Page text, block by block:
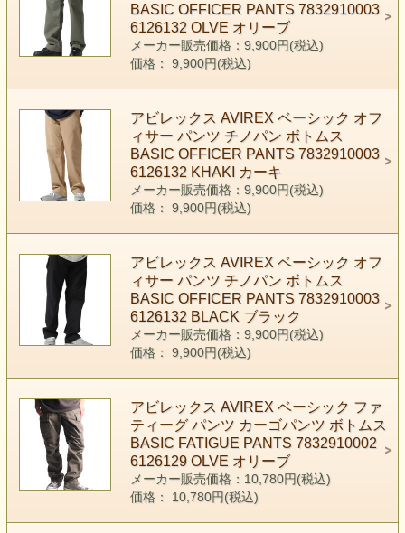
BASIC OFFICER PANTS 7832910003
6126132 OLVE オリーブ
メーカー販売価格：9,900円(税込)
価格： 9,900円(税込)
アビレックス AVIREX ベーシック オフ
ィサー パンツ チノパン ボトムス
BASIC OFFICER PANTS 7832910003
6126132 KHAKI カーキ
メーカー販売価格：9,900円(税込)
価格： 9,900円(税込)
アビレックス AVIREX ベーシック オフ
ィサー パンツ チノパン ボトムス
BASIC OFFICER PANTS 7832910003
6126132 BLACK ブラック
メーカー販売価格：9,900円(税込)
価格： 9,900円(税込)
アビレックス AVIREX ベーシック ファ
ティーグ パンツ カーゴパンツ ボトムス
BASIC FATIGUE PANTS 7832910002
6126129 OLVE オリーブ
メーカー販売価格：10,780円(税込)
価格： 10,780円(税込)